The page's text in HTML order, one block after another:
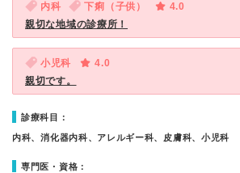
内科 下痢（子供）
4.0
親切な地域の診療所！
小児科
4.0
親切です。
診療科目：
内科、消化器内科、アレルギー科、皮膚科、小児科
専門医・資格：